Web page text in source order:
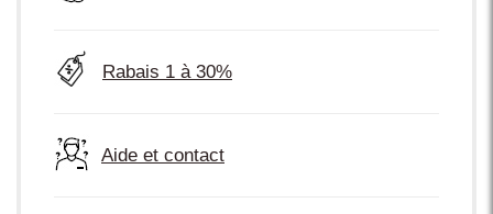
Rabais 1 à 30%
Aide et contact